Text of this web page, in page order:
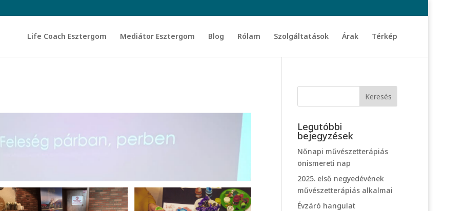
Life Coach Esztergom Mediátor Esztergom Blog Rólam Szolgáltatások Árak Térkép
Legutóbbi
bejegyzések
Nőnapi művészetterápiás
önismereti nap
2025. első negyedévének
művészetterápiás alkalmai
Évzáró hangulat